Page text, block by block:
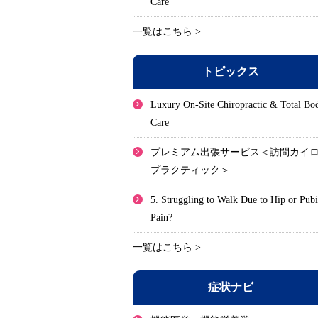
一覧はこちら >
トピックス
Luxury On-Site Chiropractic & Total
Care
プレミアム出張サービス＜訪問カイロ
プラクティック＞
5. Struggling to Walk Due to Hip or
Pain?
一覧はこちら >
症状ナビ